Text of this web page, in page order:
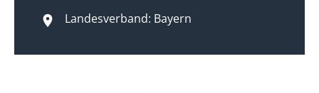
Landesverband: Bayern